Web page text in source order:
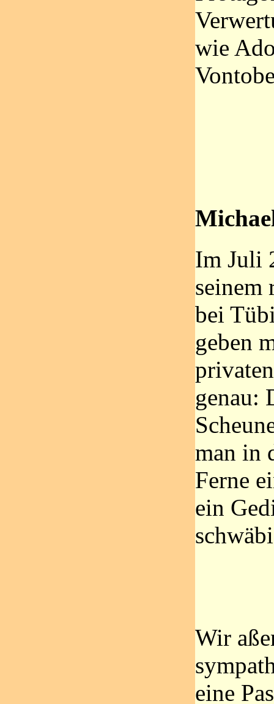
wie
Im Juli
seinem
bei
geben
genau:
man in
Ferne
ein
Wir
eine